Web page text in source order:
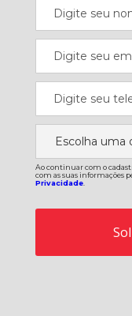
Ao continuar com o
com as suas informações
Privacidade